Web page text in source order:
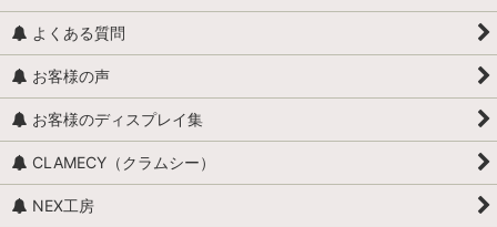
よくある質問
お客様の声
お客様のディスプレイ集
CLAMECY（クラムシー）
NEX工房